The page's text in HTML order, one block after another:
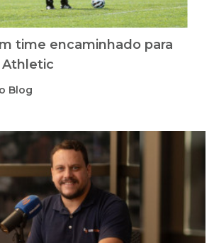
time encaminhado para
Blog